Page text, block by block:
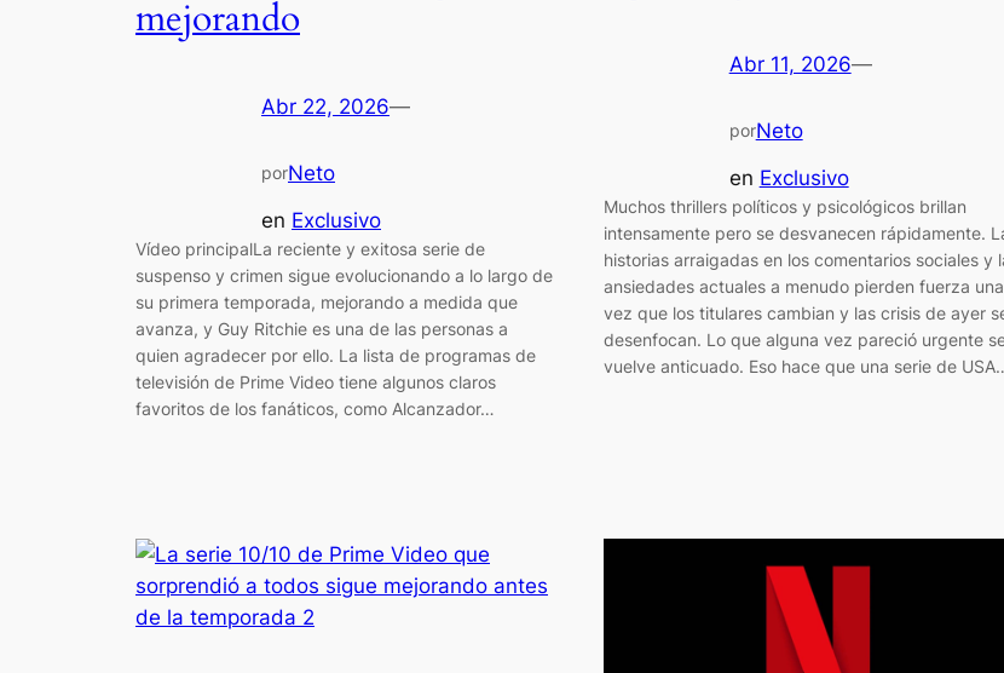
mejorando
Abr 22, 2026—
porNeto
en Exclusivo
Vídeo principalLa reciente y exitosa serie de
suspenso y crimen sigue evolucionando a lo largo de
su primera temporada, mejorando a medida que
avanza, y Guy Ritchie es una de las personas a
quien agradecer por ello. La lista de programas de
televisión de Prime Video tiene algunos claros
favoritos de los fanáticos, como Alcanzador…
Abr 11, 2026—
porNeto
en Exclusivo
Muchos thrillers políticos y psicológicos brillan
intensamente pero se desvanecen rápidamente.
historias arraigadas en los comentarios sociales y
ansiedades actuales a menudo pierden fuerza una
vez que los titulares cambian y las crisis de ayer
desenfocan. Lo que alguna vez pareció urgente
vuelve anticuado. Eso hace que una serie de